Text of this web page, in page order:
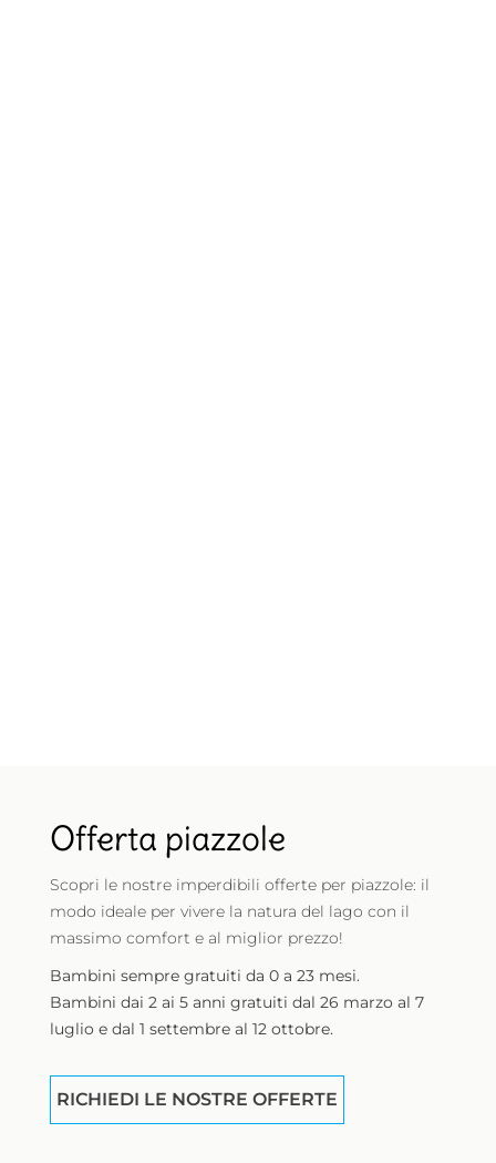
Offerta piazzole
Scopri le nostre imperdibili offerte per piazzole: il
modo ideale per vivere la natura del lago con il
massimo comfort e al miglior prezzo!
Bambini sempre gratuiti da 0 a 23 mesi.
Bambini dai 2 ai 5 anni gratuiti dal 26 marzo al 7
luglio e dal 1 settembre al 12 ottobre.
RICHIEDI LE NOSTRE OFFERTE